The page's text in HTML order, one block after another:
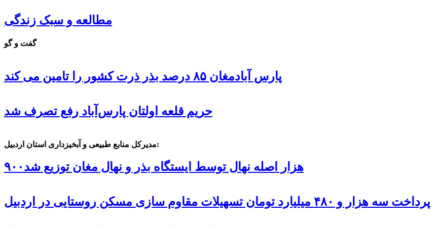
مطالعه و سبک زندگی
گفت و گو
پارس آبادمغان ۸۵ درصد بذر ذرت کشور را تامین می کند
حریم قلعه اولتان پارس‌آباد رفع تصرف شد
مدیرکل منابع طبیعی و آبخیزداری استان اردبیل:
۹۰۰هزار اصله نهال توسط ایستگاه بذر و نهال مغان توزیع شد
پرداخت سه هزار و ۴۸۰ میلیارد تومان تسهیلات مقاوم سازی مسکن روستایی در اردبیل